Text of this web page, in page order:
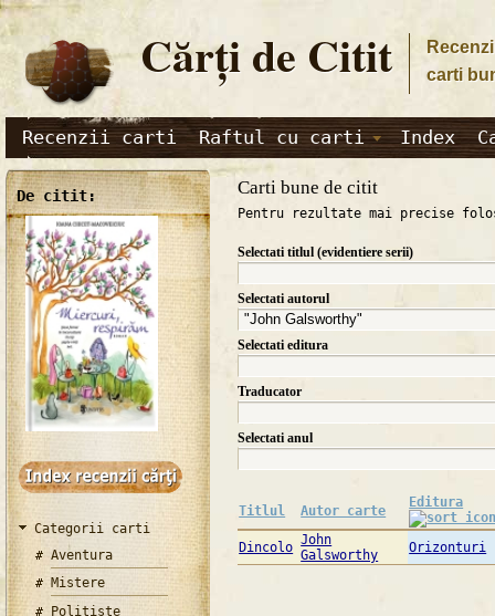
Cărţi de Citit
carti
Recenzii carti Raftul cu carti Index
De citit:
Categorii carti
Aventura
Mistere
Politiste
Carti bune de citit
Pentru rezultate mai precise
Selectati titlul (evidentiere serii)
Selectati autorul
Selectati editura
Traducator
Selectati anul
Titlul Autor carte
Editura
Dincolo John
Galsworthy
Orizonturi